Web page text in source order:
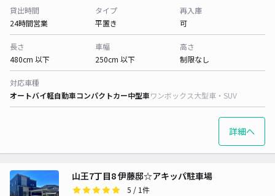
貸出時間
24時間営業
タイプ
平置き
再入庫
可
長さ
480cm 以下
車幅
250cm 以下
高さ
制限なし
対応車種
オートバイ軽自動車コンパクトカー中型車ワンボックス大型車・SUV
詳細へ
山王7丁目8 伊藤邸☆アキッパ駐車場
5 / 1件